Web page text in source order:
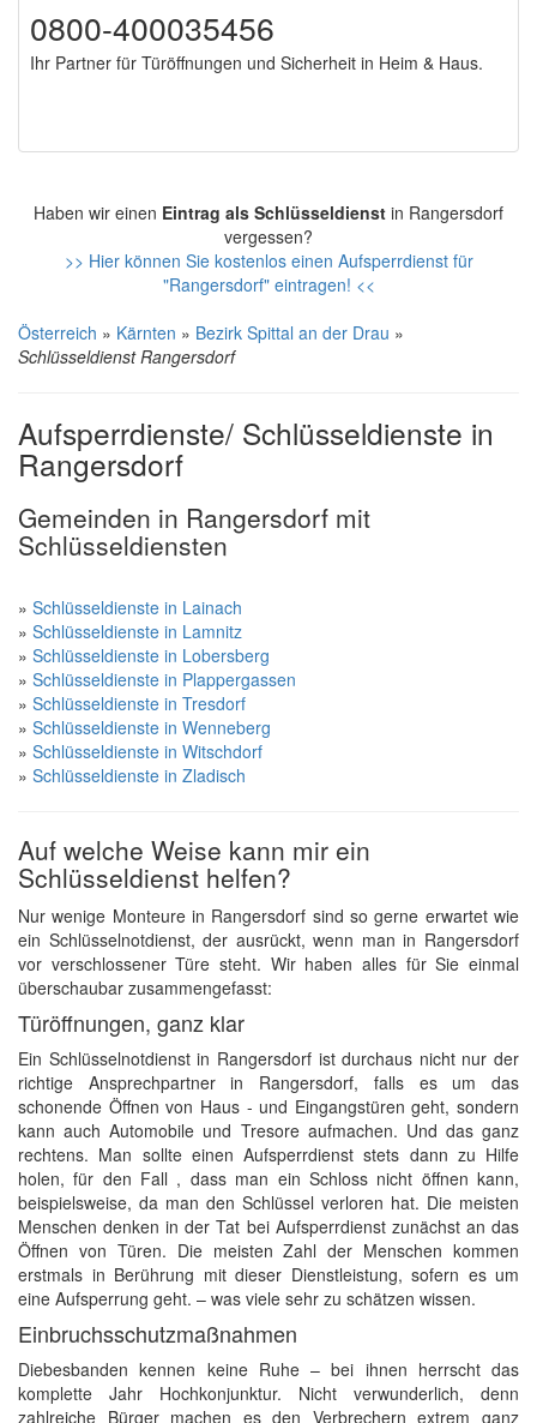
0800-400035456
Ihr Partner für Türöffnungen und Sicherheit in Heim & Haus.
Haben wir einen Eintrag als Schlüsseldienst in Rangersdorf
vergessen?
>> Hier können Sie kostenlos einen Aufsperrdienst für
"Rangersdorf" eintragen! <<
Österreich » Kärnten » Bezirk Spittal an der Drau »
Schlüsseldienst Rangersdorf
Aufsperrdienste/ Schlüsseldienste in
Rangersdorf
Gemeinden in Rangersdorf mit
Schlüsseldiensten
» Schlüsseldienste in Lainach
» Schlüsseldienste in Lamnitz
» Schlüsseldienste in Lobersberg
» Schlüsseldienste in Plappergassen
» Schlüsseldienste in Tresdorf
» Schlüsseldienste in Wenneberg
» Schlüsseldienste in Witschdorf
» Schlüsseldienste in Zladisch
Auf welche Weise kann mir ein
Schlüsseldienst helfen?
Nur wenige Monteure in Rangersdorf sind so gerne erwartet wie
ein Schlüsselnotdienst, der ausrückt, wenn man in Rangersdorf
vor verschlossener Türe steht. Wir haben alles für Sie einmal
überschaubar zusammengefasst:
Türöffnungen, ganz klar
Ein Schlüsselnotdienst in Rangersdorf ist durchaus nicht nur der
richtige Ansprechpartner in Rangersdorf, falls es um das
schonende Öffnen von Haus - und Eingangstüren geht, sondern
kann auch Automobile und Tresore aufmachen. Und das ganz
rechtens. Man sollte einen Aufsperrdienst stets dann zu Hilfe
holen, für den Fall , dass man ein Schloss nicht öffnen kann,
beispielsweise, da man den Schlüssel verloren hat. Die meisten
Menschen denken in der Tat bei Aufsperrdienst zunächst an das
Öffnen von Türen. Die meisten Zahl der Menschen kommen
erstmals in Berührung mit dieser Dienstleistung, sofern es um
eine Aufsperrung geht. – was viele sehr zu schätzen wissen.
Einbruchsschutzmaßnahmen
Diebesbanden kennen keine Ruhe – bei ihnen herrscht das
komplette Jahr Hochkonjunktur. Nicht verwunderlich, denn
zahlreiche Bürger machen es den Verbrechern extrem ganz